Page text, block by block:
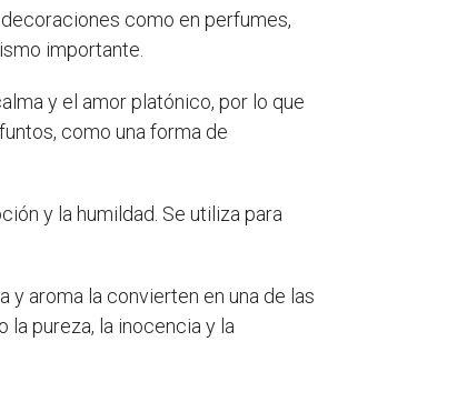
como en perfumes,
importante.
y el amor platónico, por lo que
como una forma de
y la humildad. Se utiliza para
aroma la convierten en una de las
pureza, la inocencia y la